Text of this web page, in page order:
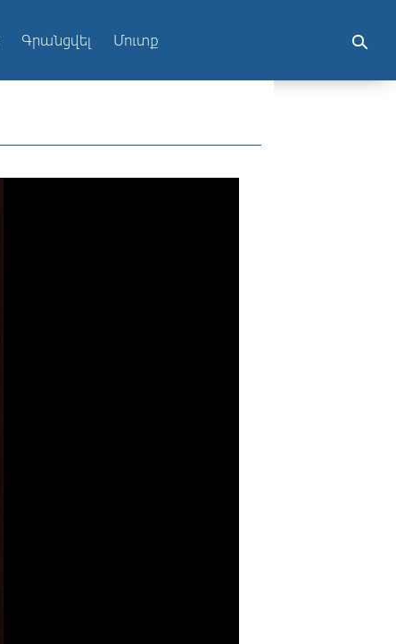
Գրանցվել Մուտք